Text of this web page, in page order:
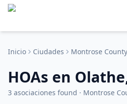
Inicio Ciudades Montrose County
HOAs en
3 asociaciones found · Montrose